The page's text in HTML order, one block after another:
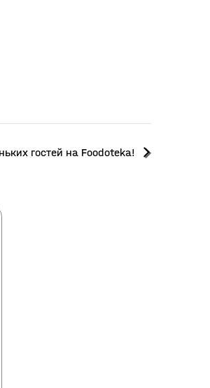
гостей на Foodoteka!